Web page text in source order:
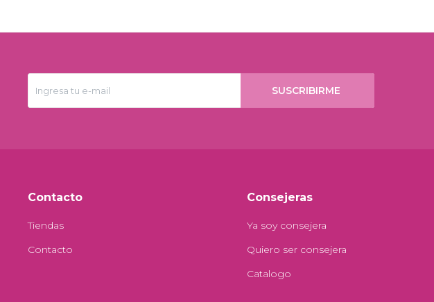
SUSCRIBIRME
Contacto
Tiendas
Contacto
Consejeras
Ya soy consejera
Quiero ser consejera
Catalogo